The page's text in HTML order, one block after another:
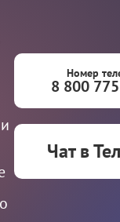
Номер
8 800
Чат в